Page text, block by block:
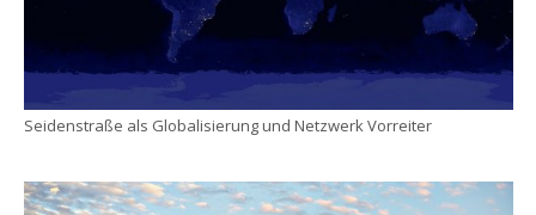
Seidenstraße als Globalisierung und Netzwerk Vorreiter